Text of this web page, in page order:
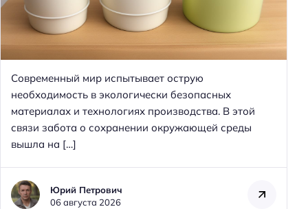
Современный мир испытывает острую
необходимость в экологически безопасных
материалах и технологиях производства. В этой
связи забота о сохранении окружающей среды
вышла на […]
Юрий Петрович
06 августа 2026